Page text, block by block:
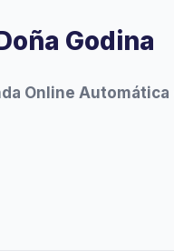
Godina
Online Automática